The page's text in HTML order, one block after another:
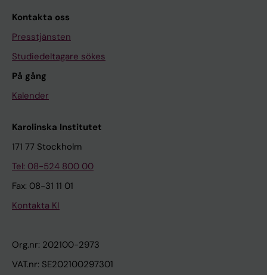
Kontakta oss
Presstjänsten
Studiedeltagare sökes
På gång
Kalender
Karolinska Institutet
171 77 Stockholm
Tel: 08-524 800 00
Fax: 08-31 11 01
Kontakta KI
Org.nr: 202100-2973
VAT.nr: SE202100297301